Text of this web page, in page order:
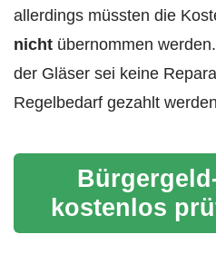
allerdings müssten die
nicht übernommen
der Gläser sei keine
Regelbedarf gezahlt
kostenlos